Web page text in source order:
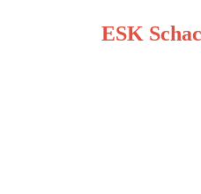
ESK